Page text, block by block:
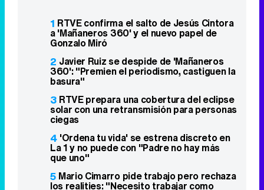
1 RTVE confirma el salto de Jesús Cintora
a 'Mañaneros 360' y el nuevo papel de
Gonzalo Miró
2 Javier Ruiz se despide de 'Mañaneros
360': "Premien el periodismo, castiguen la
basura"
3 RTVE prepara una cobertura del eclipse
solar con una retransmisión para personas
ciegas
4 'Ordena tu vida' se estrena discreto en
La 1 y no puede con "Padre no hay más
que uno"
5 Mario Cimarro pide trabajo pero rechaza
los realities: "Necesito trabajar como